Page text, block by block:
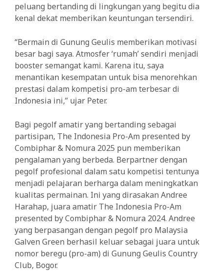
peluang bertanding di lingkungan yang begitu dia
kenal dekat memberikan keuntungan tersendiri.
“Bermain di Gunung Geulis memberikan motivasi
besar bagi saya. Atmosfer ‘rumah’ sendiri menjadi
booster semangat kami. Karena itu, saya
menantikan kesempatan untuk bisa menorehkan
prestasi dalam kompetisi pro-am terbesar di
Indonesia ini,” ujar Peter.
Bagi pegolf amatir yang bertanding sebagai
partisipan, The Indonesia Pro-Am presented by
Combiphar & Nomura 2025 pun memberikan
pengalaman yang berbeda. Berpartner dengan
pegolf profesional dalam satu kompetisi tentunya
menjadi pelajaran berharga dalam meningkatkan
kualitas permainan. Ini yang dirasakan Andree
Harahap, juara amatir The Indonesia Pro-Am
presented by Combiphar & Nomura 2024. Andree
yang berpasangan dengan pegolf pro Malaysia
Galven Green berhasil keluar sebagai juara untuk
nomor beregu (pro-am) di Gunung Geulis Country
Club, Bogor.